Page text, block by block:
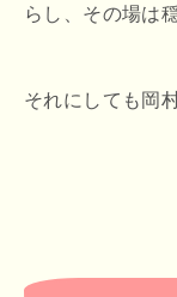
らし、その場は
それにしても岡